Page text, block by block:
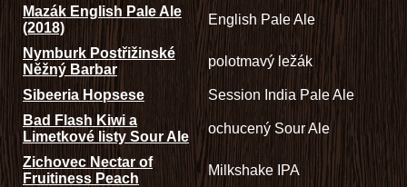
Mazák English Pale Ale
(2018)
English Pale Ale
Nymburk Postřižinské
Něžný Barbar
polotmavý ležák
Sibeeria Hopsese
Session India Pale Ale
Bad Flash Kiwi a
Limetkové listy Sour Ale
ochucený Sour Ale
Zichovec Nectar of
Fruitiness Peach
Milkshake IPA